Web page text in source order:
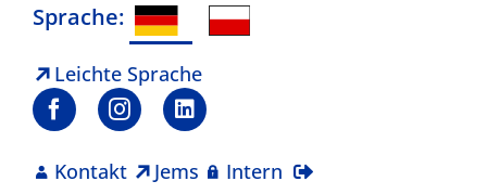
Zum
springen
Sprache:
Leichte Sprache
Kontakt Jems Intern